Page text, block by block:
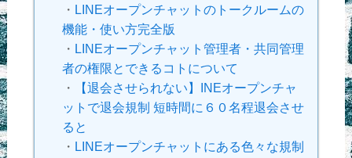
・ LINEオープンチャットのトークルームの
機能・使い方完全版
・ LINEオープンチャット管理者・共同管理
者の権限とできるコトについて
・
【退会させられない】INEオープンチャ
ットで退会規制 短時間に６０名程退会させ
ると
・ LINEオープンチャットにある色々な規制